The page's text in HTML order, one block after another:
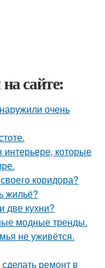
сайте:
очень
которые
коридора?
жильё?
две кухни?
модные тренды.
не уживётся.
ремонт в